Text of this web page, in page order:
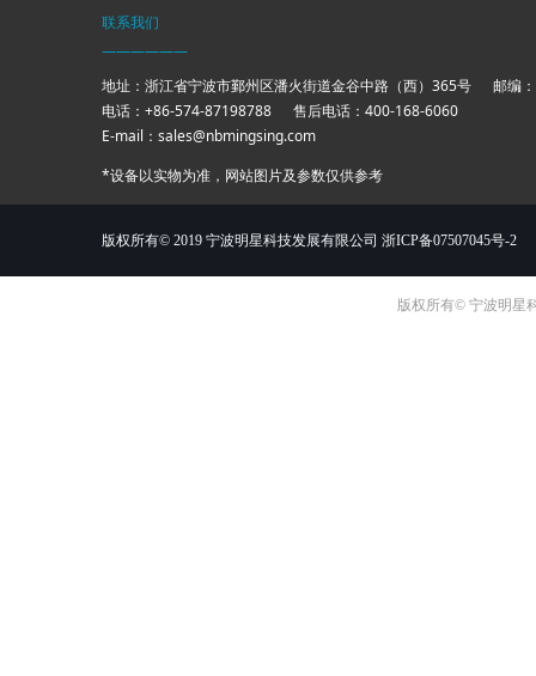
联系我们
——————
地址：浙江省宁波市鄞州区潘火街道金谷中路（西）365号 邮编
电话：+86-574-87198788 售后电话：400-
E-mail：sales@nbmingsing.com
*设备以实物为准，网站图片及参数仅供参考
版权所有© 2019 宁波明星科技发展有限公司 浙ICP备07507045号-2
版权所有© 宁波明星